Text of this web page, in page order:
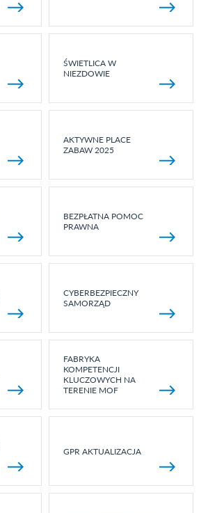
ŚWIETLICA W
NIEZDOWIE
AKTYWNE PLACE
ZABAW 2025
BEZPŁATNA POMOC
PRAWNA
CYBERBEZPIECZNY
SAMORZĄD
FABRYKA
KOMPETENCJI
KLUCZOWYCH NA
TERENIE MOF
GPR AKTUALIZACJA